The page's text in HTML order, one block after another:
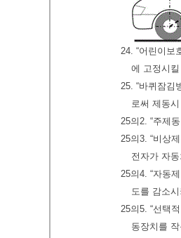
24. “어린이보
에 고정시
25. “바퀴잠김
로써 제동
25의2. “주제
25의3. “비상
전자가 자
25의4. “자동
도를 감소
25의5. “선택
동장치를